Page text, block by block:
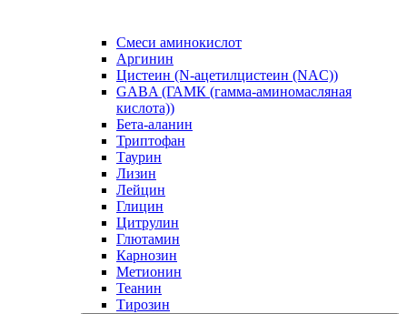
Смеси аминокислот
Аргинин
Цистеин (N-ацетилцистеин (NAC))
GABA (ГАМК (гамма-аминомасляная
кислота))
Бета-аланин
Триптофан
Таурин
Лизин
Лейцин
Глицин
Цитрулин
Глютамин
Карнозин
Метионин
Теанин
Тирозин